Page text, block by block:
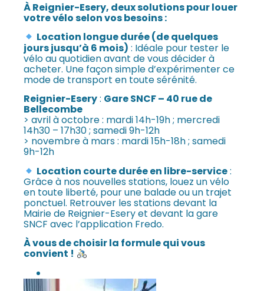
À Reignier-Esery, deux solutions pour louer
votre vélo selon vos besoins :
Location longue durée (de quelques
jours jusqu’à 6 mois) : Idéale pour tester le
vélo au quotidien avant de vous décider à
acheter. Une façon simple d’expérimenter ce
mode de transport en toute sérénité.
Reignier-Esery: Gare SNCF – 40 rue de
Bellecombe
> avril à octobre : mardi 14h-19h ; mercredi
14h30 – 17h30 ; samedi 9h-12h
> novembre à mars : mardi 15h-18h ; samedi
9h-12h
Location courte durée en libre-service:
Grâce à nos nouvelles stations, louez un vélo
en toute liberté, pour une balade ou un trajet
ponctuel. Retrouver les stations devant la
Mairie de Reignier-Esery et devant la gare
SNCF avec l’application Fredo.
À vous de choisir la formule qui vous
convient !